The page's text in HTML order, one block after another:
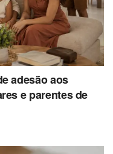
adesão aos
e parentes de